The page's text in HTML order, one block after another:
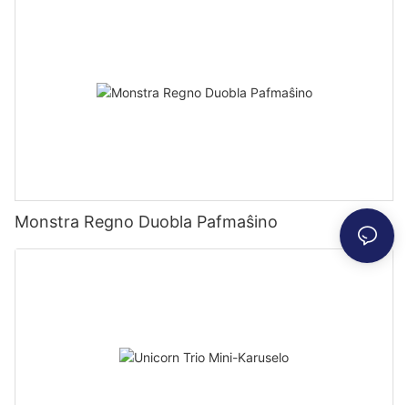
Monstra Regno Duobla Pafmaŝino